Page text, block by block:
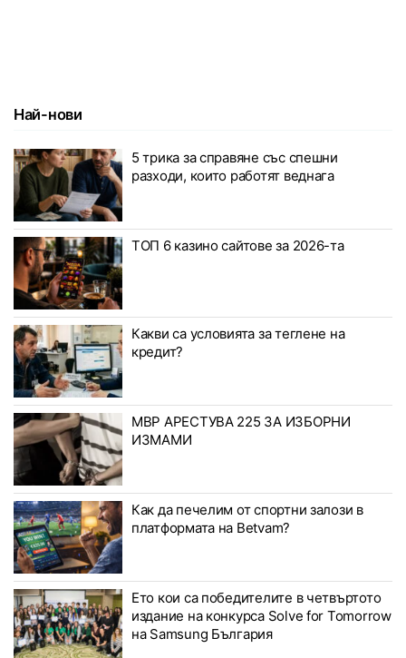
Най-нови
5 трика за справяне със спешни
разходи, които работят веднага
ТОП 6 казино сайтове за 2026-та
Какви са условията за теглене на
кредит?
МВР АРЕСТУВА 225 ЗА ИЗБОРНИ
ИЗМАМИ
Как да печелим от спортни залози в
платформата на Betvam?
Ето кои са победителите в четвъртото
издание на конкурса Solve for Tomorrow
на Samsung България